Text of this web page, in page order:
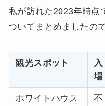
私が訪れた2023年時点
ついてまとめましたの
観光スポット
入
場
ホワイトハウス
不